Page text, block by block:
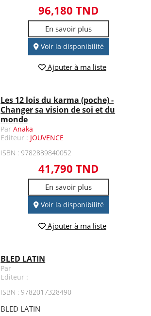
96,180 TND
En savoir plus
Voir la disponibilité
Ajouter à ma liste
Les 12 lois du karma (poche) -
Changer sa vision de soi et du
monde
ParAnaka
Editeur : JOUVENCE
ISBN : 9782889840052
41,790 TND
En savoir plus
Voir la disponibilité
Ajouter à ma liste
BLED LATIN
Par
Editeur :
ISBN : 9782017328490
BLED LATIN